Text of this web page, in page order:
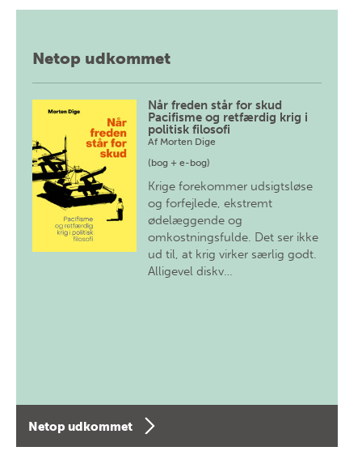
Netop udkommet
Når freden står for skud
Pacifisme og retfærdig krig i
politisk filosofi
Af Morten Dige
(bog + e-bog)
Krige forekommer udsigtsløse
og forfejlede, ekstremt
ødelæggende og
omkostningsfulde. Det ser ikke
ud til, at krig virker særlig godt.
Alligevel diskv…
Netop udkommet